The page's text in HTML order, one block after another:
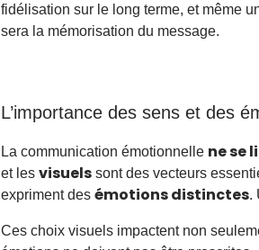
fidélisation sur le long terme, et même
sera la mémorisation du message.
L’importance des sens et des
La communication émotionnelle ne se
et les visuels sont des vecteurs
expriment des émotions distinctes.
Ces choix visuels impactent non